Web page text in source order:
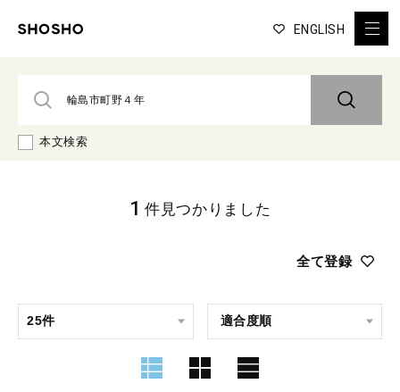
ENGLISH
本文検索
全て登録
1 件見つかりました